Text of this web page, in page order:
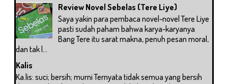
Review Novel Sebelas (Tere Liye)
Saya yakin para pembaca novel-novel Tere Liye
pasti sudah paham bahwa karya-karyanya
Bang Tere itu sarat makna, penuh pesan moral,
dan tak l...
Kalis
Ka.lis: suci; bersih; murni Ternyata tidak semua yang bersih